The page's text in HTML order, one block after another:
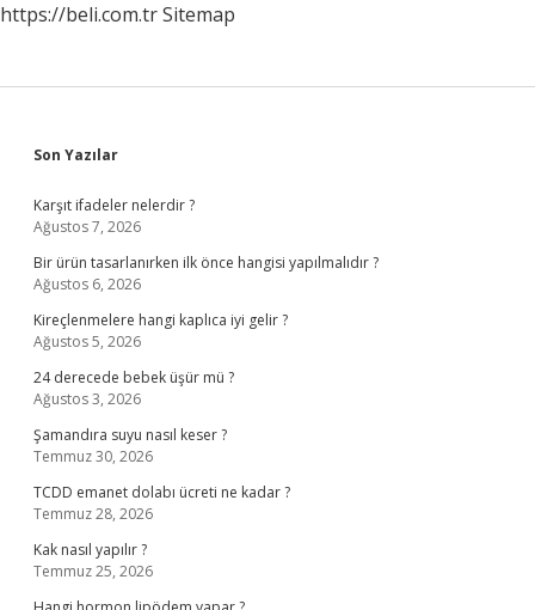
https://beli.com.trSitemap
Sidebar
Son Yazılar
Karşıt ifadeler nelerdir ?
Ağustos 7, 2026
Bir ürün tasarlanırken ilk önce hangisi yapılmalıdır ?
Ağustos 6, 2026
Kireçlenmelere hangi kaplıca iyi gelir ?
Ağustos 5, 2026
24 derecede bebek üşür mü ?
Ağustos 3, 2026
Şamandıra suyu nasıl keser ?
Temmuz 30, 2026
TCDD emanet dolabı ücreti ne kadar ?
Temmuz 28, 2026
Kak nasıl yapılır ?
Temmuz 25, 2026